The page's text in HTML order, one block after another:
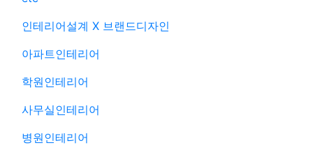
인테리어설계 X 브랜드디자인
아파트인테리어
학원인테리어
사무실인테리어
병원인테리어